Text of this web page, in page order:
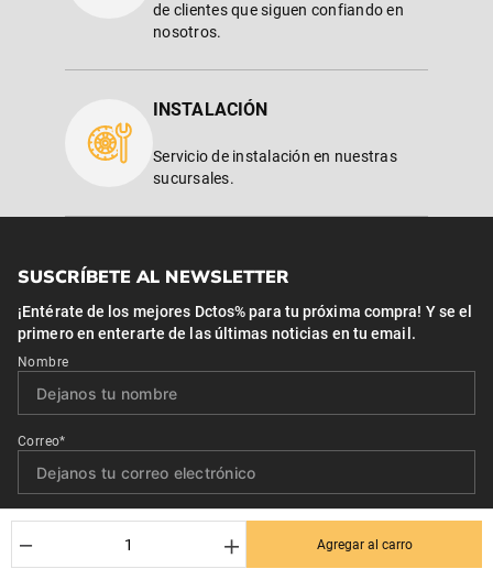
＋
－ Agregar al carro
de clientes que siguen confiando en
nosotros.
INSTALACIÓN
Servicio de instalación en nuestras
sucursales.
SUSCRÍBETE AL NEWSLETTER
¡Entérate de los mejores Dctos% para tu próxima compra! Y se el
primero en enterarte de las últimas noticias en tu email.
Nombre
Correo*
Quiero recibir el newsletter con promociones.